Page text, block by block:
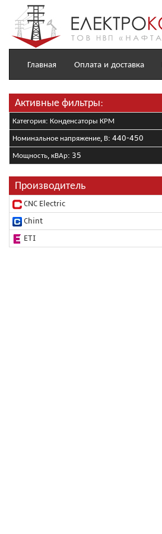
Главная Оплата и доставка
Активные фильтры:
Категория: Конденсаторы КРМ
Номинальное напряжение, В: 440-450
Мощность, кВАр: 35
Производитель
CNC Electric
Chint
ETI